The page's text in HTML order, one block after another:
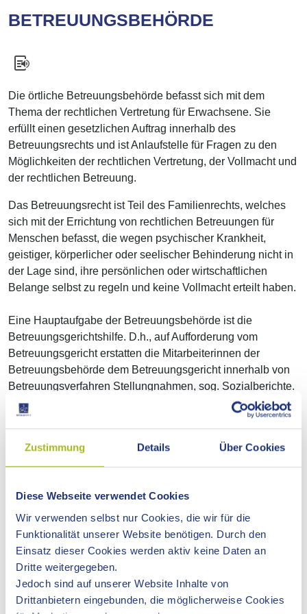
Zustimmung Details Über Cookies
Diese Webseite verwendet Cookies
Wir verwenden selbst nur Cookies, die wir für die
Funktionalität unserer Website benötigen. Durch den
Einsatz dieser Cookies werden aktiv keine Daten an
Dritte weitergegeben.
Jedoch sind auf unserer Website Inhalte von
Drittanbietern eingebunden, die möglicherweise Cookies
BETREUUNGSBEHÖRDE
Die örtliche Betreuungsbehörde befasst sich mit dem
Thema der rechtlichen Vertretung für Erwachsene. Sie
erfüllt einen gesetzlichen Auftrag innerhalb des
Betreuungsrechts und ist Anlaufstelle für Fragen zu den
Möglichkeiten der rechtlichen Vertretung, der Vollmacht und
der rechtlichen Betreuung.
Das Betreuungsrecht ist Teil des Familienrechts, welches
sich mit der Errichtung von rechtlichen Betreuungen für
Menschen befasst, die wegen psychischer Krankheit,
geistiger, körperlicher oder seelischer Behinderung nicht in
der Lage sind, ihre persönlichen oder wirtschaftlichen
Belange selbst zu regeln und keine Vollmacht erteilt haben.
Eine Hauptaufgabe der Betreuungsbehörde ist die
Betreuungsgerichtshilfe. D.h., auf Aufforderung vom
Betreuungsgericht erstatten die Mitarbeiterinnen der
Betreuungsbehörde dem Betreuungsgericht innerhalb von
Betreuungsverfahren Stellungnahmen, sog. Sozialberichte.
Darüber hinaus informiert und berät die Betreuungsbehörde
Verfügungen und zu Vollmachten. Schriftlich erteilte
Vollmachten können durch die Betreuungsbehörde
Für bevollmächtigte Personen und bestellte rechtliche
(ehrenamtliche) Betreuerinnen und Betreuer stehen die
Mitarbeiterinnen der Betreuungsbehörde beratend zur
Verfügung.
Die wesentlichen Aufgaben der Betreuungsbehörde